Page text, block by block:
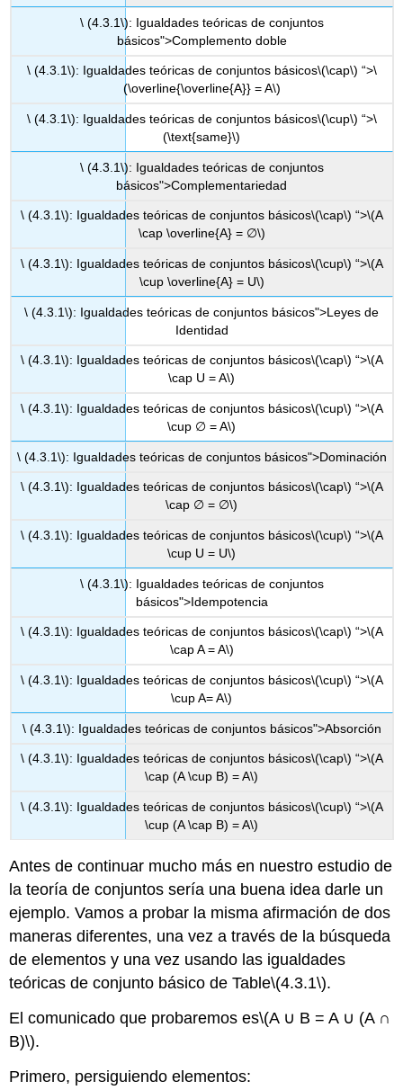
\ (4.3.1\): Igualdades teóricas de conjuntos
básicos">Complemento doble
\ (4.3.1\): Igualdades teóricas de conjuntos básicos\(\cap\) “>\
(\overline{\overline{A}} = A\)
\ (4.3.1\): Igualdades teóricas de conjuntos básicos\(\cup\) “>\
(\text{same}\)
\ (4.3.1\): Igualdades teóricas de conjuntos
básicos">Complementariedad
\ (4.3.1\): Igualdades teóricas de conjuntos básicos\(\cap\) “>\(A
\cap \overline{A} = ∅\)
\ (4.3.1\): Igualdades teóricas de conjuntos básicos\(\cup\) “>\(A
\cup \overline{A} = U\)
\ (4.3.1\): Igualdades teóricas de conjuntos básicos">Leyes de
Identidad
\ (4.3.1\): Igualdades teóricas de conjuntos básicos\(\cap\) “>\(A
\cap U = A\)
\ (4.3.1\): Igualdades teóricas de conjuntos básicos\(\cup\) “>\(A
\cup ∅ = A\)
\ (4.3.1\): Igualdades teóricas de conjuntos básicos">Dominación
\ (4.3.1\): Igualdades teóricas de conjuntos básicos\(\cap\) “>\(A
\cap ∅ = ∅\)
\ (4.3.1\): Igualdades teóricas de conjuntos básicos\(\cup\) “>\(A
\cup U = U\)
\ (4.3.1\): Igualdades teóricas de conjuntos
básicos">Idempotencia
\ (4.3.1\): Igualdades teóricas de conjuntos básicos\(\cap\) “>\(A
\cap A = A\)
\ (4.3.1\): Igualdades teóricas de conjuntos básicos\(\cup\) “>\(A
\cup A= A\)
\ (4.3.1\): Igualdades teóricas de conjuntos básicos">Absorción
\ (4.3.1\): Igualdades teóricas de conjuntos básicos\(\cap\) “>\(A
\cap (A \cup B) = A\)
\ (4.3.1\): Igualdades teóricas de conjuntos básicos\(\cup\) “>\(A
\cup (A \cap B) = A\)
Antes de continuar mucho más en nuestro estudio de
la teoría de conjuntos sería una buena idea darle un
ejemplo. Vamos a probar la misma afirmación de dos
maneras diferentes, una vez a través de la búsqueda
de elementos y una vez usando las igualdades
teóricas de conjunto básico de Table\(4.3.1\).
El comunicado que probaremos es\(A ∪ B = A ∪ (A ∩
B)\).
Primero, persiguiendo elementos: